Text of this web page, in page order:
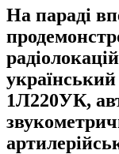
На параді
1Л220УК,